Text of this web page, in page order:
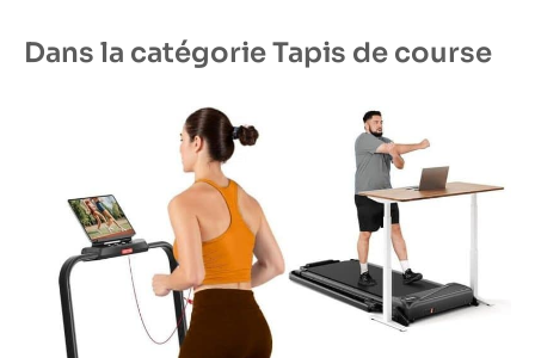
Dans la catégorie Tapis de course